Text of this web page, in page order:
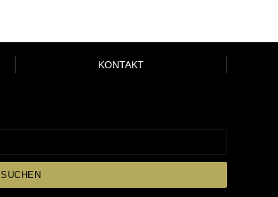
KONTAKT
SUCHEN